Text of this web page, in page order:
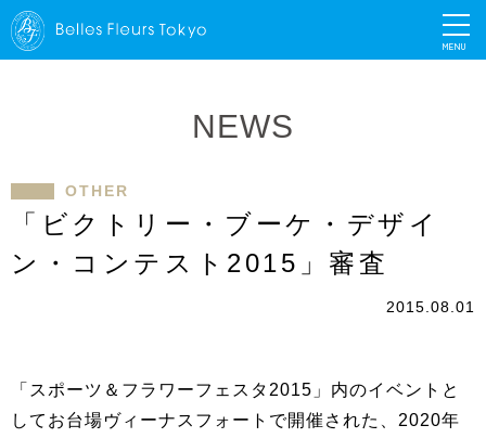
MENU
NEWS
OTHER
「ビクトリー・ブーケ・デザイ
ン・コンテスト2015」審査
2015.08.01
「スポーツ＆フラワーフェスタ2015」内のイベントと
してお台場ヴィーナスフォートで開催された、2020年